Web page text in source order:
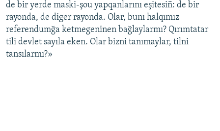
de bir yerde maski-şou yapqanlarını eşitesiñ: de bir
rayonda, de diger rayonda. Olar, bunı halqımız
referendumğa ketmegeninen bağlaylarmı? Qırımtatar
tili devlet sayıla eken. Olar bizni tanımaylar, tilni
tansılarmı?»